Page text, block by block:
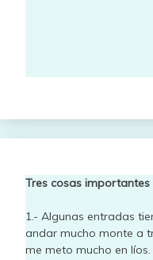
Tres cosas importantes
1.- Algunas entradas
andar mucho monte a
me meto mucho en